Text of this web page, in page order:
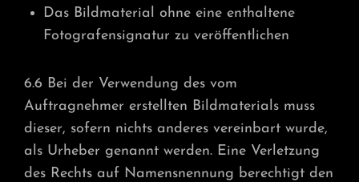
Das Bildmaterial ohne eine enthaltene
Fotografensignatur zu veröffentlichen
6.6 Bei der Verwendung des vom
Auftragnehmer erstellten Bildmaterials muss
dieser, sofern nichts anderes vereinbart wurde,
als Urheber genannt werden. Eine Verletzung
des Rechts auf Namensnennung berechtigt den